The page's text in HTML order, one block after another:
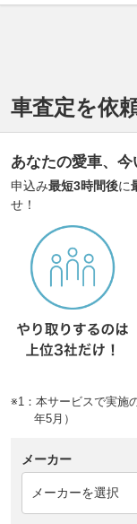
車査定を依
あなたの愛車、今
申込み最短3時間後に
せ！
※1：本サービスで実施
年5月）
メーカー